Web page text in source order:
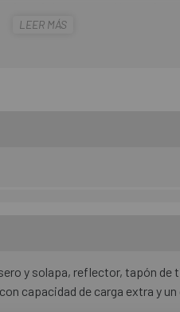
diseñado para cambiar la
apreciar la alegría de un viaje
LEER MÁS
y solapa, reflector, tapón de
capacidad de carga extra y un